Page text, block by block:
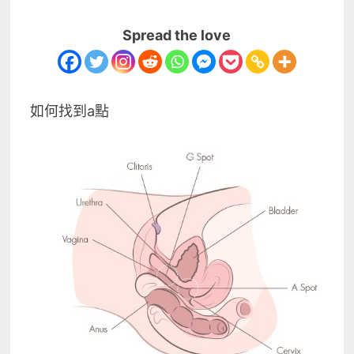
Spread the love
如何找到a點